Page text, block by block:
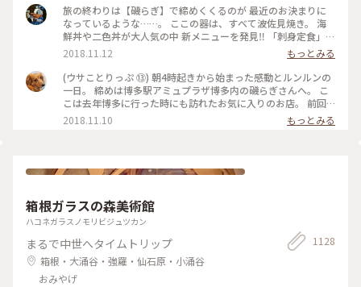
旅の終わりは【磯らぎ】で締めくくるのが 最近のお決まりに
なっているような……。 ここの器は、すべて波佐見焼き。 海
鮮丼や二色丼が大人気の中 新メニューを発見‼️ 「刺身定食」と
一般的に使われる名前ですが、運ばれてきたものを見ると
✨✨✨ お洒落な感じでテンションUP⤴️⤴️ 新鮮なお刺身を、特
製ゴマだれや、甘口九州醤油、辛口関東醤油で食べたり、ごは
んに乗っけてあご出汁をかけたり……。 大好きなユーザーさん
と…… 別れづらいせいか、おしゃべりしながら時間をかけて少
しずつ少しずついただきました。 定食で出されたお茶碗、湯
呑み、お箸、ゴマだれ、ゴボウ茶など購入することができま
2018.11.12
もっとみる
(ウサことりっぷ ⑬) 朝4時起きから始まった感動とルンルンの
一日。 締めは博多駅アミュプラザ博多内の磯らぎさんへ。 こ
こは去年博多に行った時にも訪れたお気に入りのお店。 前回
はユーザーさんの投稿を見て行ったのですが、今回はその投稿
者ご本人とご一緒させて頂きました☺️ 混んでいたので窓際で
8種の盛り合わせを、まずはそのまま薬味やタレで楽しみ。。
出してくれるごぼう茶もgooです。 2日間ずっとドライバー、
ガイドをしてくださったnaonaoaromaさん。 久留米から博多
まで、一緒に夕飯を食べる為に来てくれました。 感謝、感謝
の楽しかった2日間もあっという間に過ぎ このあとは涙のお別
れが待っていました😢 また必ずお会いしましょう✨ (11月3日
撮影) #感動の旅 #お気に入りのお店 #2日間ありがとう
2018.11.10 もっとみる
箱根ガラスの森美術館
ハコネガラスノモリビジュツカン
まるで中世へタイムトリップ
箱根・大涌谷・強羅・仙石原・小涌谷
おみやげ
1128